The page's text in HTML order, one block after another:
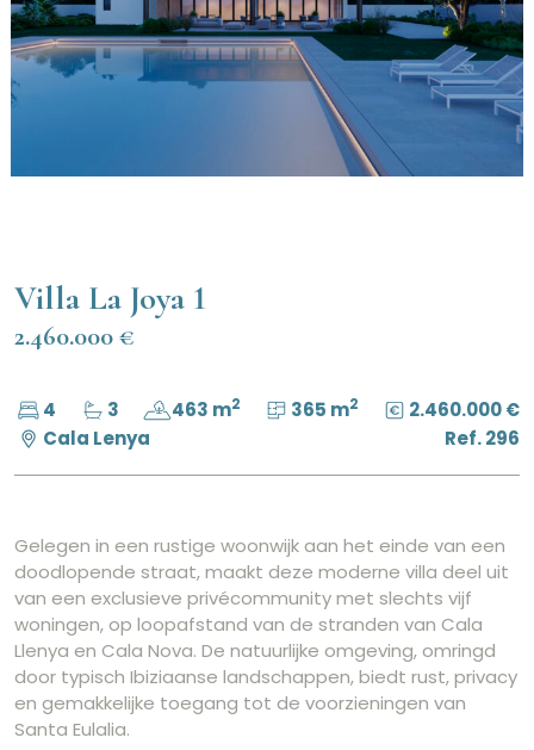
Villa La Joya 1
2.460.000 €
4 3 463 m2 365 m2
2.460.000 €
Cala Lenya
Ref. 296
Gelegen in een rustige woonwijk aan het einde van een
doodlopende straat, maakt deze moderne villa deel uit
van een exclusieve privécommunity met slechts vijf
woningen, op loopafstand van de stranden van Cala
Llenya en Cala Nova. De natuurlijke omgeving, omringd
door typisch Ibiziaanse landschappen, biedt rust, privacy
en gemakkelijke toegang tot de voorzieningen van
Santa Eulalia.